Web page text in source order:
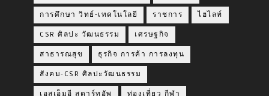
การศึกษา วิทย์-เทคโนโลยี ราชการ ไฮไลท์
CSR ศิลปะ วัฒนธรรม เศรษฐกิจ
สาธารณสุข ธุรกิจ การค้า การลงทุน
สังคม-CSR ศิลปะวัฒนธรรม
เอสเอ็มอี สตาร์ทอัพ ท่องเที่ยว กีฬา